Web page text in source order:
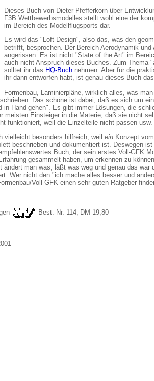
Dieses Buch von Dieter Pfefferkorn über
F3B Wettbewerbsmodelles stellt wohl eine der
im Bereich des Modellflugsports dar.
Es wird das "Loft Design", also das, was den
betrifft, besprochen. Der Bereich Aerodynamik
angerissen. Es ist nicht "State of the Art" im
auch nicht Anspruch dieses Buches. Zum Thema
solltet ihr das HQ-Buch nehmen. Aber für die
ihr dann entworfen habt, ist genau dieses Buch
Formenbau, Laminierpläne, wirklich alles, was
Das schöne ist dabei, daß es sich um
in Hand gehen". Es gibt immer Lösungen, die
meisten Einsteiger in die Materie, daß sie nicht
funktioniert, weil die Einzelteile nicht passen usw.
vielleicht besonders hilfreich, weil ein Konzept
beschrieben und dokumentiert ist. Deswegen
Buch, der sein erstes Voll-GFK
gesammelt haben, um erkennen zu
ändert man was, läßt was weg und genau das
Wer nicht den "ich mache alles besser und
Voll-GFK einen sehr guten Ratgeber
Best.-Nr. 114, DM 19,80